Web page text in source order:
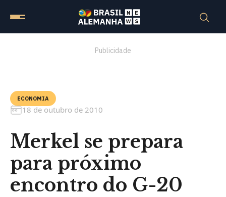
Publicidade
ECONOMIA
18 de outubro de 2010
Merkel se prepara
para próximo
encontro do G-20